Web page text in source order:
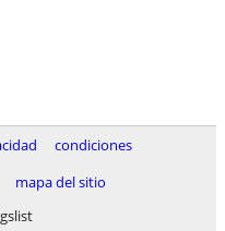
condiciones
mapa del sitio